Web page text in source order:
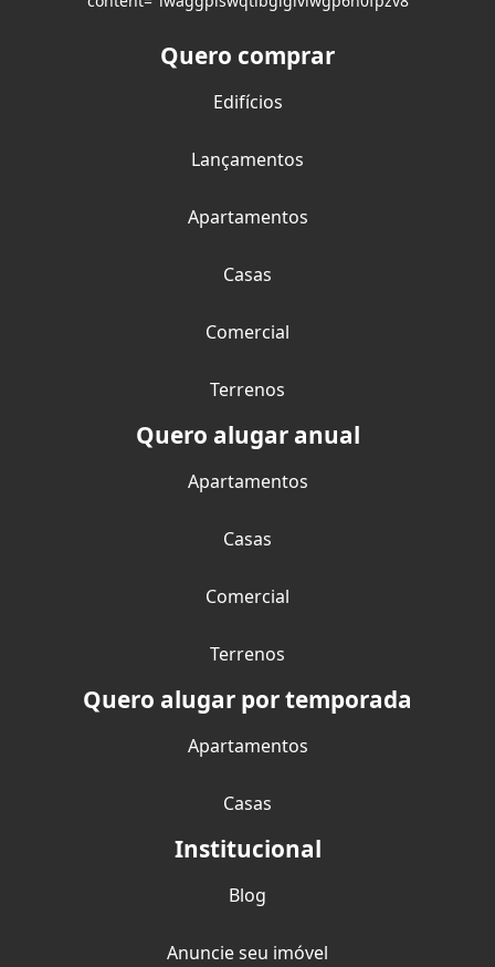
Quero comprar
Edifícios
Lançamentos
Apartamentos
Casas
Comercial
Terrenos
Quero alugar anual
Apartamentos
Casas
Comercial
Terrenos
Quero alugar por temporada
Apartamentos
Casas
Institucional
Blog
Anuncie seu imóvel